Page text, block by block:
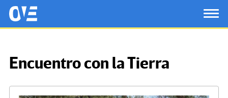
Saltar al contenido principal
OtrasVocesenEducacion.org
Encuentro con la Tierra